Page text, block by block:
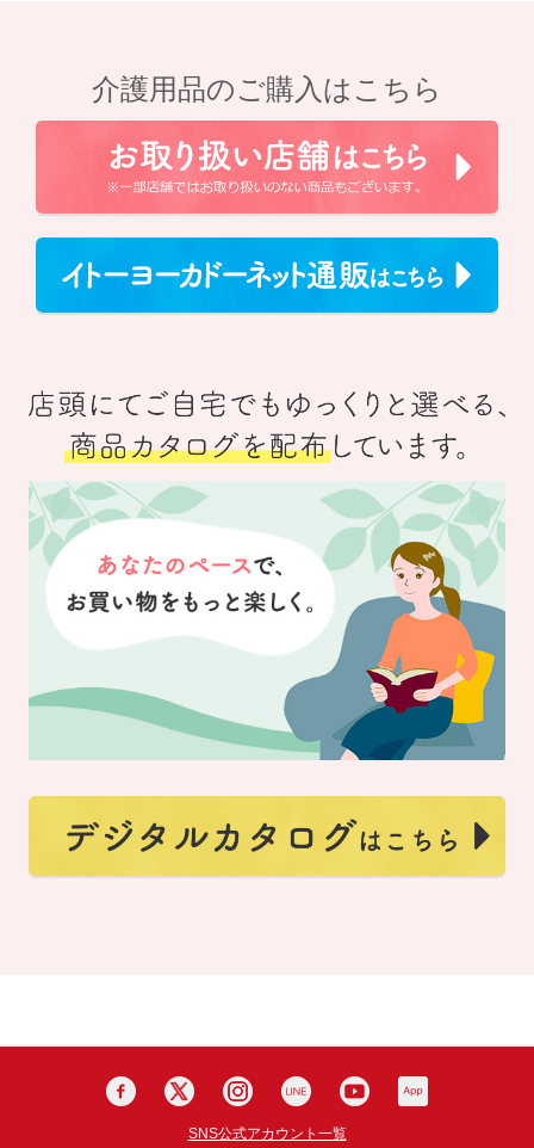
介護用品のご購入はこちら
SNS公式アカウント一覧